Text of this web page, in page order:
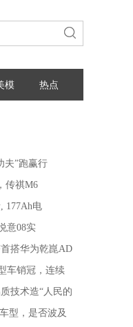
模 热点
夫”跑赢行
传祺M6
177Ah电
意08实
搭华为乾崑AD
车销冠，连续
技术造“人民的
型，是否波及